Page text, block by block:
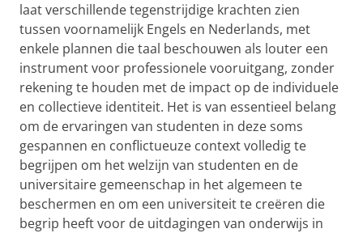
laat verschillende tegenstrijdige krachten zien
tussen voornamelijk Engels en Nederlands, met
enkele plannen die taal beschouwen als louter een
instrument voor professionele vooruitgang, zonder
rekening te houden met de impact op de individuele
en collectieve identiteit. Het is van essentieel belang
om de ervaringen van studenten in deze soms
gespannen en conflictueuze context volledig te
begrijpen om het welzijn van studenten en de
universitaire gemeenschap in het algemeen te
beschermen en om een universiteit te creëren die
begrip heeft voor de uitdagingen van onderwijs in